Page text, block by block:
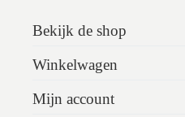
Bekijk de shop
Winkelwagen
Mijn account